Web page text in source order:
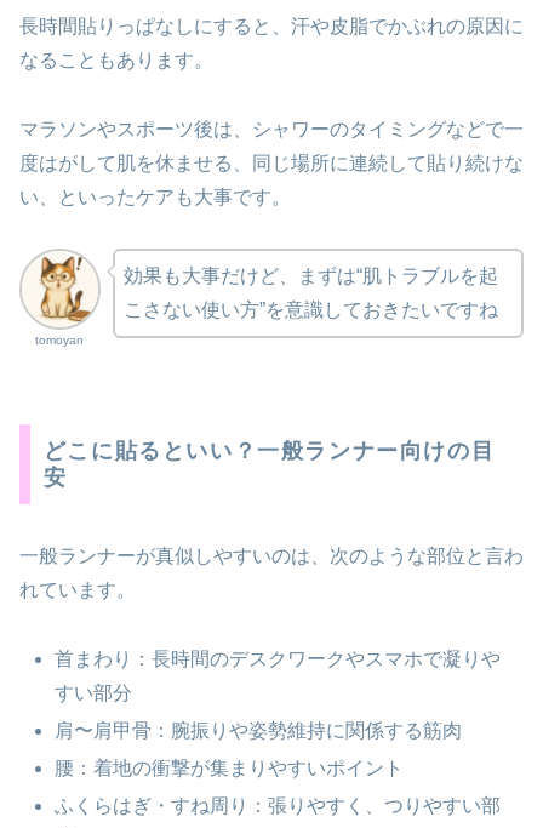
長時間貼りっぱなしにすると、汗や皮脂でかぶれの原因に
なることもあります。
マラソンやスポーツ後は、シャワーのタイミングなどで一
度はがして肌を休ませる、同じ場所に連続して貼り続けな
い、といったケアも大事です。
tomoyan
効果も大事だけど、まずは“肌トラブルを起
こさない使い方”を意識しておきたいですね
どこに貼るといい？一般ランナー向けの目
安
一般ランナーが真似しやすいのは、次のような部位と言わ
れています。
首まわり：長時間のデスクワークやスマホで凝りや
すい部分
肩〜肩甲骨：腕振りや姿勢維持に関係する筋肉
腰：着地の衝撃が集まりやすいポイント
ふくらはぎ・すね周り：張りやすく、つりやすい部